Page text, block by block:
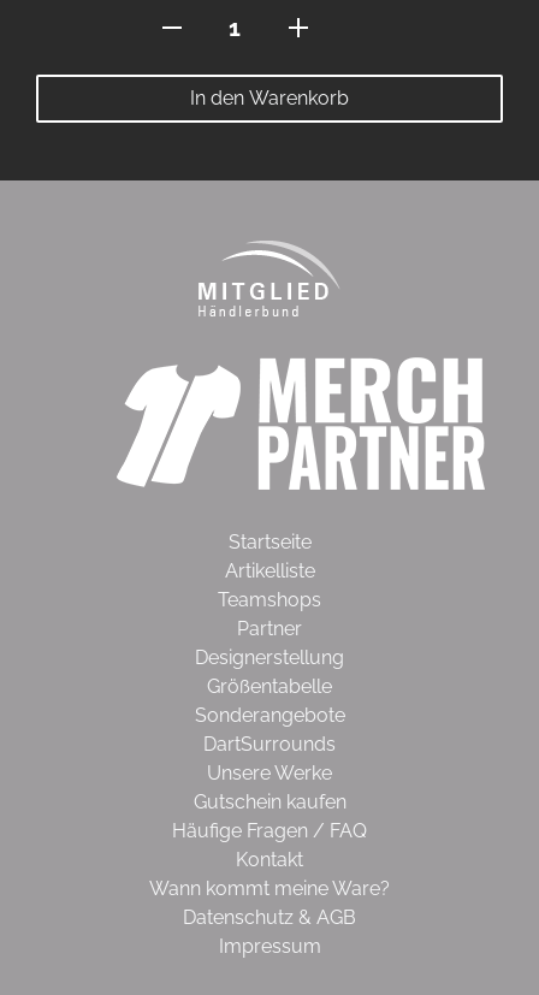
Abwurfmatte
Menge
In den Warenkorb
Startseite
Artikelliste
Teamshops
Partner
Designerstellung
Größentabelle
Sonderangebote
DartSurrounds
Unsere Werke
Gutschein kaufen
Häufige Fragen / FAQ
Kontakt
Wann kommt meine Ware?
Datenschutz & AGB
Impressum